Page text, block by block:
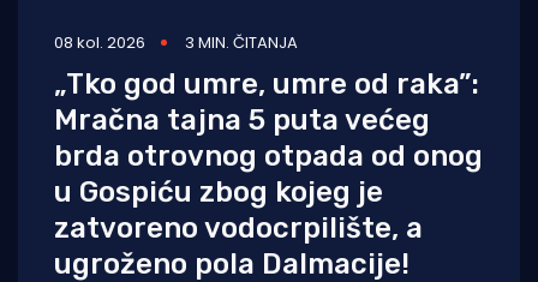
08 kol. 2026 3 MIN. ČITANJA
„Tko god umre, umre od raka”:
Mračna tajna 5 puta većeg
brda otrovnog otpada od onog
u Gospiću zbog kojeg je
zatvoreno vodocrpilište, a
ugroženo pola Dalmacije!